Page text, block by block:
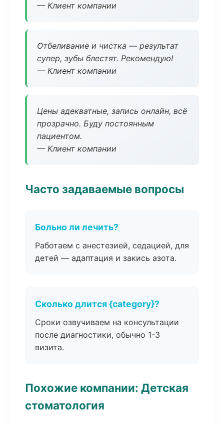
— Клиент компании
Отбеливание и чистка — результат
супер, зубы блестят. Рекомендую!
— Клиент компании
Цены адекватные, запись онлайн, всё
прозрачно. Буду постоянным
пациентом.
— Клиент компании
Часто задаваемые вопросы
Больно ли лечить?
Работаем с анестезией, седацией, для
детей — адаптация и закись азота.
Сколько длится {category}?
Сроки озвучиваем на консультации
после диагностики, обычно 1-3
визита.
Похожие компании: Детская
стоматология